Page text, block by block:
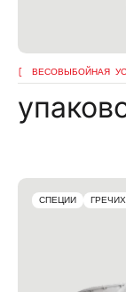
ВЕСОВЫБОЙНАЯ
СПЕЦИИ